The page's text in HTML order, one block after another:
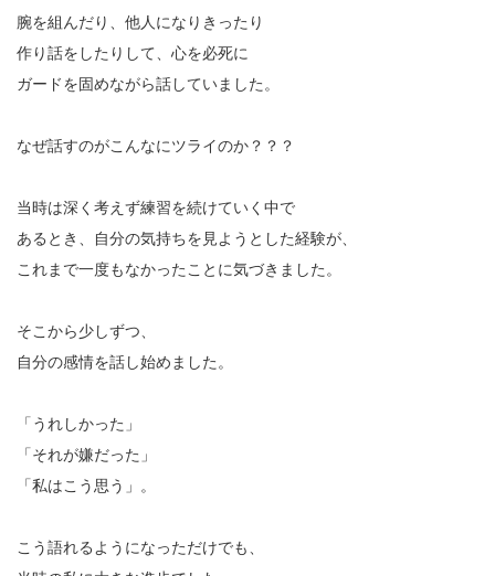
腕を組んだり、他人になりきったり
作り話をしたりして、心を必死に
ガードを固めながら話していました。
なぜ話すのがこんなにツライのか？？？
当時は深く考えず練習を続けていく中で
あるとき、自分の気持ちを見ようとした経験が、
これまで一度もなかったことに気づきました。
そこから少しずつ、
自分の感情を話し始めました。
「うれしかった」
「それが嫌だった」
「私はこう思う」。
こう語れるようになっただけでも、